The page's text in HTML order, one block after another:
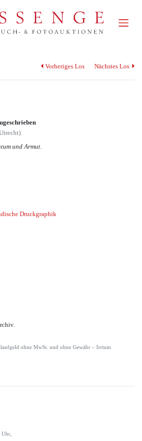
Vorheriges Los Nächstes Los
und Armut.
Druckgraphik
ohne MwSt. und ohne Gewähr – Irrtum